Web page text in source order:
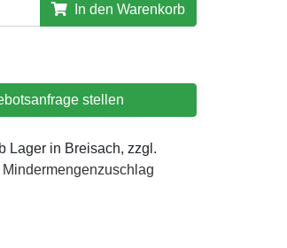
In den Warenkorb
stellen
Lager in Breisach, zzgl.